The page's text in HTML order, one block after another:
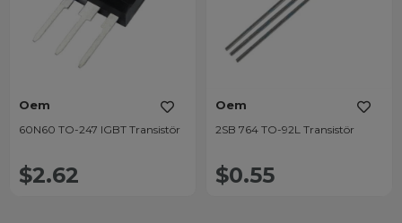
Oem
60N60 TO-247 IGBT Transistör
$2.62
Oem
2SB 764 TO-92L Transistör
$0.55